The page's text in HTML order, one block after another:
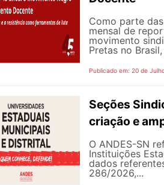
Como parte
mensal de
movimento
Pretas no
Publicado em: 20 de
Seções
criação e
O ANDES-SN
Instituições
dados
286/2026,...